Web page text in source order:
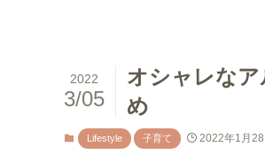
オシャレな
め
2022
3/05
Lifestyle 子育て 2022年1月28